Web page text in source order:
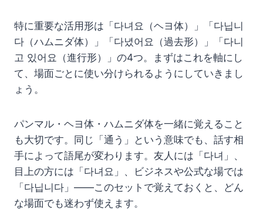
特に重要な活用形は「다녀요（ヘヨ体）」「다닙니
다（ハムニダ体）」「다녔어요（過去形）」「다니
고 있어요（進行形）」の4つ。まずはこれを軸にし
て、場面ごとに使い分けられるようにしていきまし
ょう。
パンマル・ヘヨ体・ハムニダ体を一緒に覚えること
も大切です。同じ「通う」という意味でも、話す相
手によって語尾が変わります。友人には「다녀」、
目上の方には「다녀요」、ビジネスや公式な場では
「다닙니다」——このセットで覚えておくと、どん
な場面でも迷わず使えます。